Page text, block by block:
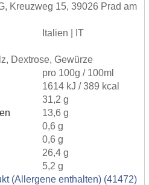
Kreuzweg 15, 39026 Prad am
Italien | IT
Dextrose, Gewürze
pro 100g / 100ml
1614 kJ / 389 kcal
31,2 g
13,6 g
0,6 g
0,6 g
26,4 g
5,2 g
(Allergene enthalten) (41472)